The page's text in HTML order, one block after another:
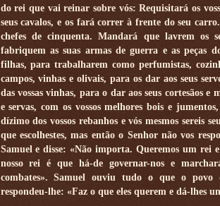
do rei que vai reinar sobre vós: Requisitará os
seus cavalos, e os fará correr à frente do seu
chefes de cinquenta. Mandará que lavrem os
fabriquem as suas armas de guerra e as peças
filhas, para trabalharem como perfumistas,
campos, vinhas e olivais, para os dar aos seus
das vossas vinhas, para o dar aos seus cortesãos e
e servas, com os vossos melhores bois e
dízimo dos vossos rebanhos e vós mesmos sereis
que escolhestes, mas então o Senhor não vos
Samuel e disse: «Não importa. Queremos um rei
nosso rei é que há-de governar-nos e
combates». Samuel ouviu tudo o que o povo
respondeu-lhe: «Faz o que eles querem e dá-lhes